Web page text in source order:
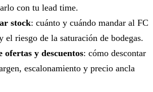
con tu lead time.
stock: cuánto y cuándo mandar al FC
el riesgo de la saturación de bodegas.
ofertas y descuentos: cómo descontar
escalonamiento y precio ancla